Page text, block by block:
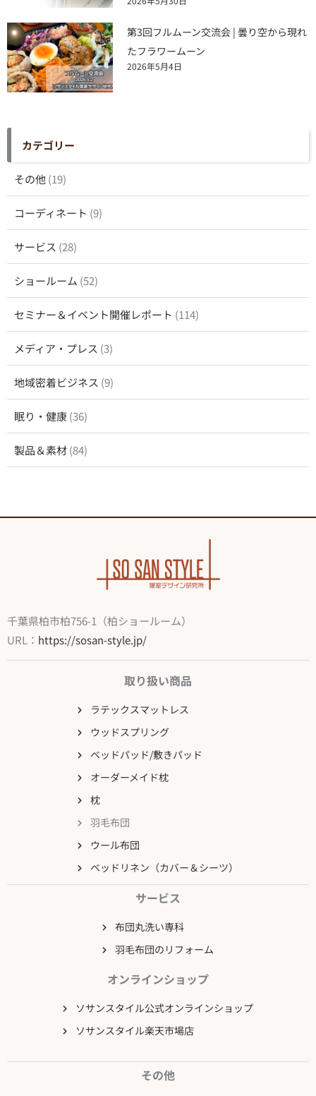
第3回フルムーン交流会 | 曇り空から現れ
たフラワームーン
2026年5月4日
カテゴリー
その他(19)
コーディネート (9)
サービス (28)
ショールーム (52)
セミナー＆イベント開催レポート (114)
メディア・プレス (3)
地域密着ビジネス (9)
眠り・健康(36)
製品＆素材(84)
取り扱い商品
ラテックスマットレス
ウッドスプリング
ベッドパッド/敷きパッド
オーダーメイド枕
枕
羽毛布団
ウール布団
ベッドリネン（カバー＆シーツ）
サービス
布団丸洗い専科
羽毛布団のリフォーム
オンラインショップ
ソサンスタイル公式オンラインショップ
ソサンスタイル楽天市場店
その他
千葉県柏市柏756-1（柏ショールーム）
URL： https://sosan-style.jp/